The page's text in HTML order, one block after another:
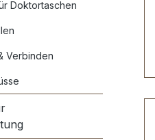
Doktortaschen
Verbinden